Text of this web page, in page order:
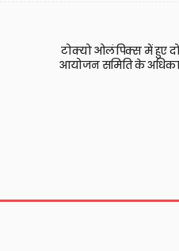
टोक्यो ओलंपिक्स में हुए
आयोजन समिति के